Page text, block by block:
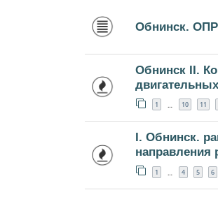
Обнинск.
Обнинск II.
1 … 10 11
I. Обнинск.
направления
1 … 4 5 6